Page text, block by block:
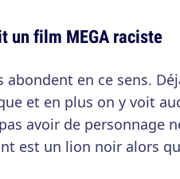
un film MEGA raciste
abondent en ce sens.
et en plus on y voit
avoir de personnage
est un lion noir alors